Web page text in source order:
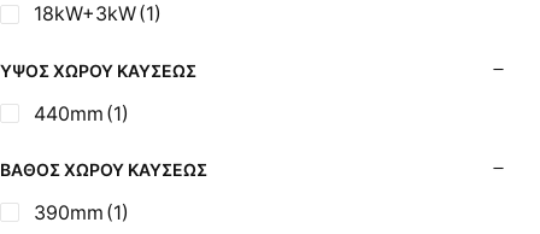
Σωλήνες (Μπουριά), Εξαρτήματα Σόμπας
Τζάκια - Εστίες
Ψησταριές
18kW+3kW(1)
ΎΨΟΣ ΧΏΡΟΥ ΚΑΎΣΕΩΣ
440mm (1)
ΒΆΘΟΣ ΧΏΡΟΥ ΚΑΎΣΕΩΣ
390mm (1)